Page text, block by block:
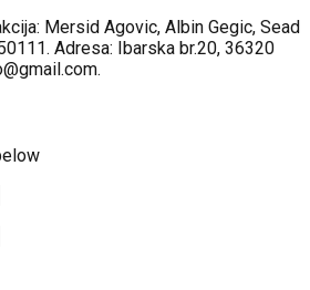
Mersid Agovic, Albin Gegic, Sead
Adresa: Ibarska br.20, 36320
.